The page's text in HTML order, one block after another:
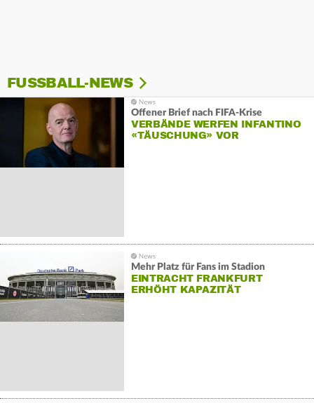
FUSSBALL-NEWS
Offener Brief nach FIFA-Krise
VERBÄNDE WERFEN INFANTINO
«TÄUSCHUNG» VOR
Mehr Platz für Fans im Stadion
EINTRACHT FRANKFURT
ERHÖHT KAPAZITÄT